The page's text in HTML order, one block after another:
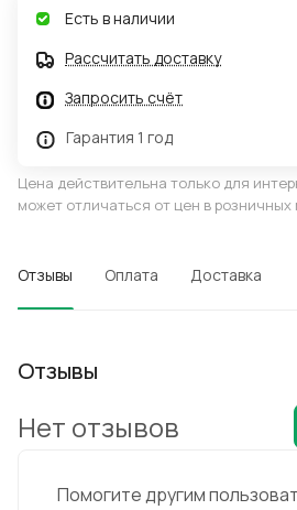
Есть в наличии
Рассчитать доставку
Запросить счёт
Гарантия 1 год
Цена действительна только для
может отличаться от цен в розничных
Отзывы Оплата Доставка
Отзывы
Помогите другим
Нет отзывов